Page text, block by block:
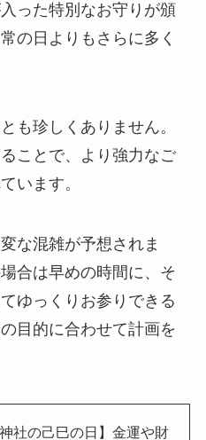
った特別なお守りが頒
の日よりもさらに多く
も珍しくありません。
ことで、より強力なご
います。
な混雑が予想されま
合は早めの時間に、そ
ゆっくりお参りできる
目的に合わせて計画を
神社の己巳の日】金運や財